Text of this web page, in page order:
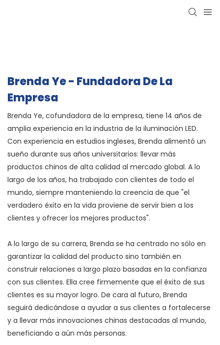
Brenda Ye - Fundadora De La
Empresa
Brenda Ye, cofundadora de la empresa, tiene 14 años de
amplia experiencia en la industria de la iluminación LED.
Con experiencia en estudios ingleses, Brenda alimentó un
sueño durante sus años universitarios: llevar más
productos chinos de alta calidad al mercado global. A lo
largo de los años, ha trabajado con clientes de todo el
mundo, siempre manteniendo la creencia de que "el
verdadero éxito en la vida proviene de servir bien a los
clientes y ofrecer los mejores productos".
A lo largo de su carrera, Brenda se ha centrado no sólo en
garantizar la calidad del producto sino también en
construir relaciones a largo plazo basadas en la confianza
con sus clientes. Ella cree firmemente que el éxito de sus
clientes es su mayor logro. De cara al futuro, Brenda
seguirá dedicándose a ayudar a sus clientes a fortalecerse
y a llevar más innovaciones chinas destacadas al mundo,
beneficiando a aún más personas.